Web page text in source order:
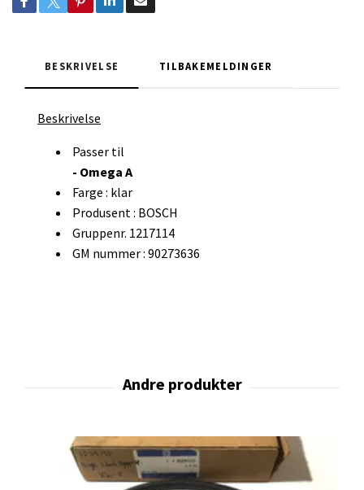
BESKRIVELSE TILBAKEMELDINGER
Beskrivelse
Passer til
- Omega A
Farge : klar
Produsent : BOSCH
Gruppenr. 1217114
GM nummer : 90273636